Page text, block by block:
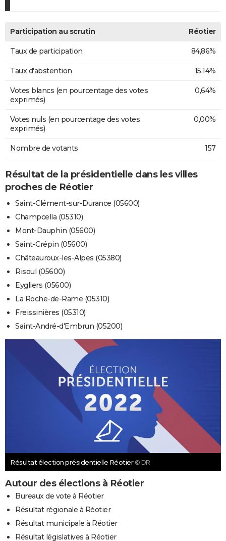
Participation au scrutin Réotier
Taux de participation 84,86%
Taux d'abstention 15,14%
Votes blancs (en pourcentage des votes
exprimés)
0,64%
Votes nuls (en pourcentage des votes
exprimés)
0,00%
Nombre de votants 157
Résultat de la présidentielle dans les villes
proches de Réotier
Saint-Clément-sur-Durance (05600)
Champcella (05310)
Mont-Dauphin (05600)
Saint-Crépin (05600)
Châteauroux-les-Alpes (05380)
Risoul (05600)
Eygliers (05600)
La Roche-de-Rame (05310)
Freissinières (05310)
Saint-André-d'Embrun (05200)
Résultat élection présidentielle Réotier © DR
Autour des élections à Réotier
Bureaux de vote à Réotier
Résultat régionale à Réotier
Résultat municipale à Réotier
Résultat législatives à Réotier